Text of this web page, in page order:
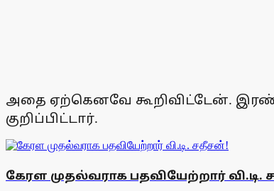
அதை ஏற்கெனவே கூறிவிட்டேன்.
குறிப்பிட்டார்.
கேரள முதல்வராக பதவியேற்றார் வி.டி.